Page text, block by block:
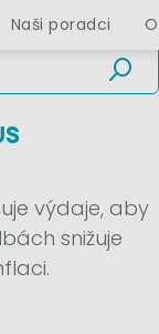
Naši poradci
výdaje, aby
snižuje